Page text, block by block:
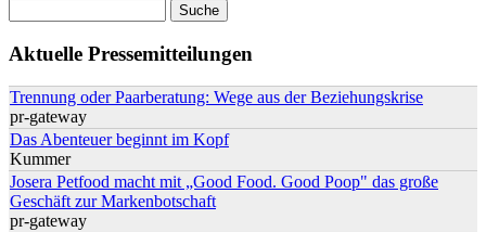
Aktuelle Pressemitteilungen
Trennung oder Paarberatung: Wege aus der Beziehungskrise
pr-gateway
Das Abenteuer beginnt im Kopf
Kummer
Josera Petfood macht mit „Good Food. Good Poop" das große
Geschäft zur Markenbotschaft
pr-gateway